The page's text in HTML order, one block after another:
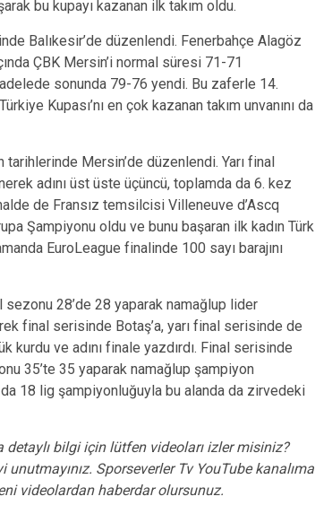
bu kupayı kazanan ilk takım oldu.
Balıkesir’de düzenlendi. Fenerbahçe Alagöz
ÇBK Mersin’i normal süresi 71-71
sonunda 79-76 yendi. Bu zaferle 14.
Kupası’nı en çok kazanan takım unvanını da
tarihlerinde Mersin’de düzenlendi. Yarı final
adını üst üste üçüncü, toplamda da 6. kez
de Fransız temsilcisi Villeneuve d’Ascq
Şampiyonu oldu ve bunu başaran ilk kadın Türk
EuroLeague finalinde 100 sayı barajını
sezonu 28’de 28 yaparak namağlup lider
final serisinde Botaş’a, yarı final serisinde de
kurdu ve adını finale yazdırdı. Final serisinde
35’te 35 yaparak namağlup şampiyon
18 lig şampiyonluğuyla bu alanda da zirvedeki
detaylı bilgi için lütfen videoları izler misiniz?
unutmayınız. Sporseverler Tv YouTube kanalıma
videolardan haberdar olursunuz.